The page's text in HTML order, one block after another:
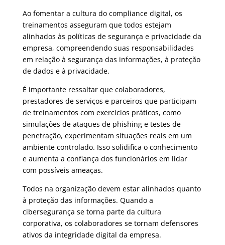
Ao fomentar a cultura do compliance digital, os
treinamentos asseguram que todos estejam
alinhados às políticas de segurança e privacidade da
empresa, compreendendo suas responsabilidades
em relação à segurança das informações, à proteção
de dados e à privacidade.
É importante ressaltar que colaboradores,
prestadores de serviços e parceiros que participam
de treinamentos com exercícios práticos, como
simulações de ataques de phishing e testes de
penetração, experimentam situações reais em um
ambiente controlado. Isso solidifica o conhecimento
e aumenta a confiança dos funcionários em lidar
com possíveis ameaças.
Todos na organização devem estar alinhados quanto
à proteção das informações. Quando a
cibersegurança se torna parte da cultura
corporativa, os colaboradores se tornam defensores
ativos da integridade digital da empresa.